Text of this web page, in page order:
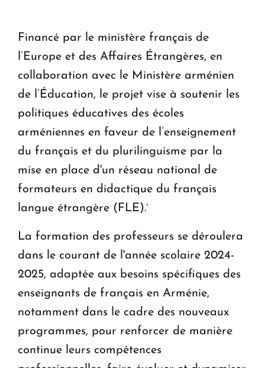
Financé par le ministère français de
l’Europe et des Affaires Étrangères, en
collaboration avec le Ministère arménien
de l’Éducation, le projet vise à soutenir les
politiques éducatives des écoles
arméniennes en faveur de l’enseignement
du français et du plurilinguisme par la
mise en place d'un réseau national de
formateurs en didactique du français
langue étrangère (FLE).`
La formation des professeurs se déroulera
dans le courant de l'année scolaire 2024-
2025, adaptée aux besoins spécifiques des
enseignants de français en Arménie,
notamment dans le cadre des nouveaux
programmes, pour renforcer de manière
continue leurs compétences